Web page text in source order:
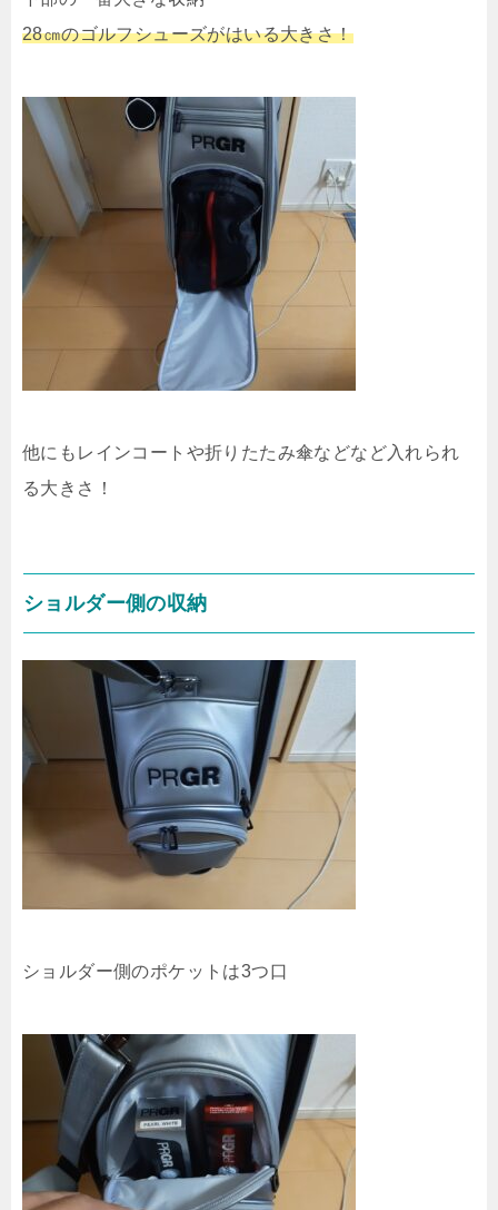
28㎝のゴルフシューズがはいる大きさ！
他にもレインコートや折りたたみ傘などなど入れられ
る大きさ！
ショルダー側の収納
ショルダー側のポケットは3つ口